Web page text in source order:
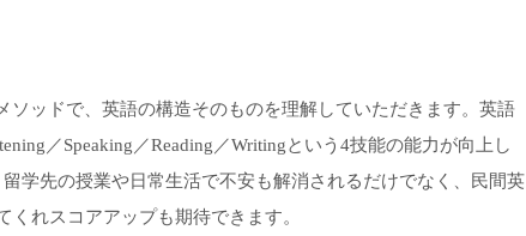
ソッドで、英語の構造そのものを理解していただきます。英語
／Speaking／Reading／Writingという4技能の能力が向上し
学先の授業や日常生活で不安も解消されるだけでなく、民間英
れスコアアップも期待できます。